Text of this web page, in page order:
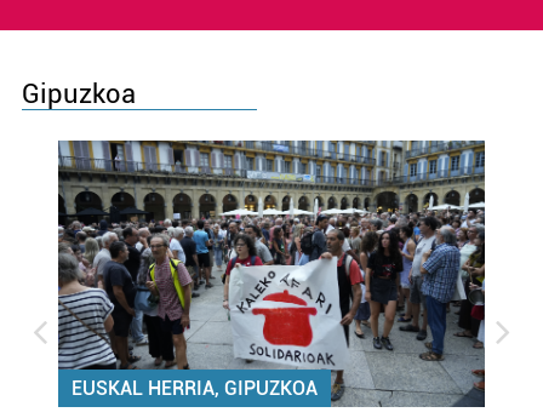
Gipuzkoa
EUSKAL HERRIA, GIPUZKOA